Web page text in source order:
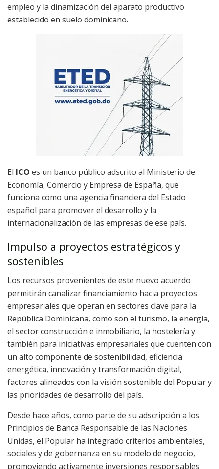
empleo y la dinamización del aparato productivo
establecido en suelo dominicano.
El ICO es un banco público adscrito al Ministerio de
Economía, Comercio y Empresa de España, que
funciona como una agencia financiera del Estado
español para promover el desarrollo y la
internacionalización de las empresas de ese país.
Impulso a proyectos estratégicos y
sostenibles
Los recursos provenientes de este nuevo acuerdo
permitirán canalizar financiamiento hacia proyectos
empresariales que operan en sectores clave para la
República Dominicana, como son el turismo, la energía,
el sector construcción e inmobiliario, la hostelería y
también para iniciativas empresariales que cuenten con
un alto componente de sostenibilidad, eficiencia
energética, innovación y transformación digital,
factores alineados con la visión sostenible del Popular y
las prioridades de desarrollo del país.
Desde hace años, como parte de su adscripción a los
Principios de Banca Responsable de las Naciones
Unidas, el Popular ha integrado criterios ambientales,
sociales y de gobernanza en su modelo de negocio,
promoviendo activamente inversiones responsables